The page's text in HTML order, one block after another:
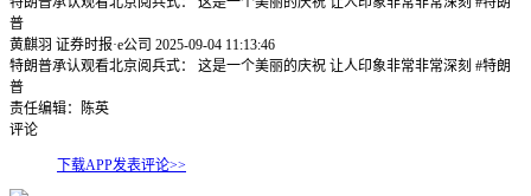
普
黄麒羽 证券时报·e公司 2025-09-04 11:13:46
特朗普承认观看北京阅兵式： 这是一个美丽的庆祝 让人印象非常非常深刻 #特朗
普
责任编辑：陈英
评论
下载APP发表评论>>